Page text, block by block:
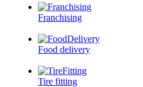
Franchising
Food delivery
Tire fitting